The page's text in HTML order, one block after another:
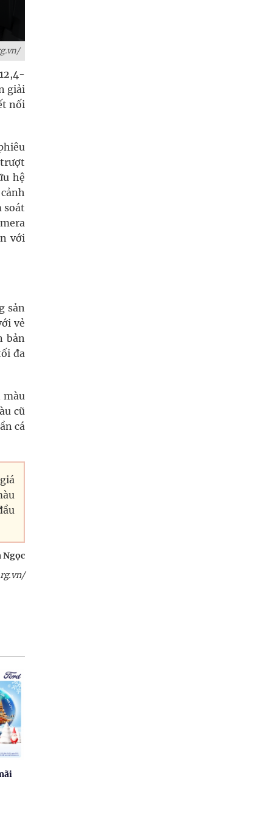
giải
nối
hệ
soát
với
sản
vẻ
bản
đa
màu
cũ
cá
Ngọc